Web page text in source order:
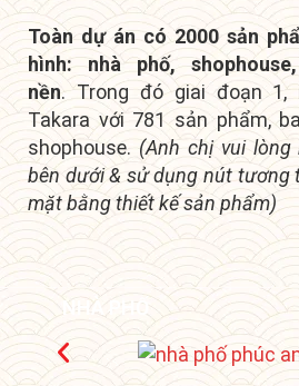
Toàn dự án có 2000 sản
hình: nhà phố,
nền.Trong đó giai đoạn 1,
Takara với 781 sản phẩm,
shophouse.(Anh chị vui
bên dưới & sử dụng nút tương
mặt bằng thiết kế sản phẩm)
NHÀ PHỐ